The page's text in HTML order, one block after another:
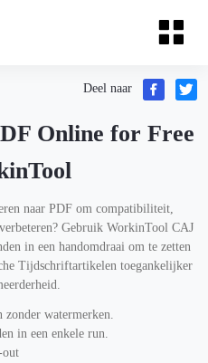
Deel naar
Online for Free
naar PDF om compatibiliteit,
Gebruik WorkinTool CAJ
in een handomdraai om te zetten
Tijdschriftartikelen toegankelijker
watermerken.
in een enkele run.